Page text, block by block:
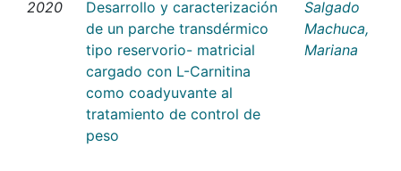
2020
Desarrollo y caracterización
de un parche transdérmico
tipo reservorio- matricial
cargado con L-Carnitina
como coadyuvante al
tratamiento de control de
peso
Salgado
Machuca,
Mariana